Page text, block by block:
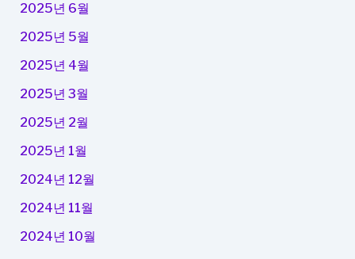
2025년 6월
2025년 5월
2025년 4월
2025년 3월
2025년 2월
2025년 1월
2024년 12월
2024년 11월
2024년 10월